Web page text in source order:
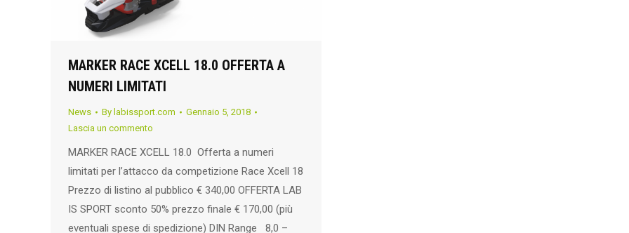
MARKER RACE XCELL 18.0 OFFERTA A
NUMERI LIMITATI
News By labissport.com
Gennaio 5, 2018
Lascia un commento
MARKER RACE XCELL 18.0 Offerta a numeri
limitati per l’attacco da competizione Race Xcell 18
Prezzo di listino al pubblico € 340,00 OFFERTA LAB
IS SPORT sconto 50% prezzo finale € 170,00 (più
eventuali spese di spedizione) DIN Range 8,0 –